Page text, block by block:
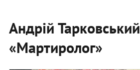
Андрій Тарковський
«Мартиролог»